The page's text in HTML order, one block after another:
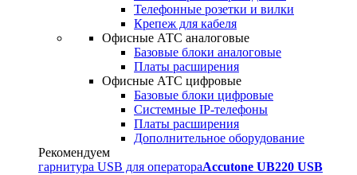
Телефонные розетки и вилки
Крепеж для кабеля
Офисные АТС аналоговые
Базовые блоки аналоговые
Платы расширения
Офисные АТС цифровые
Базовые блоки цифровые
Системные IP-телефоны
Платы расширения
Дополнительное оборудование
Рекомендуем
гарнитура USB для оператораAccutone UB220 USB